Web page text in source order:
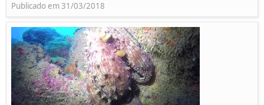
Publicado em 31/03/2018